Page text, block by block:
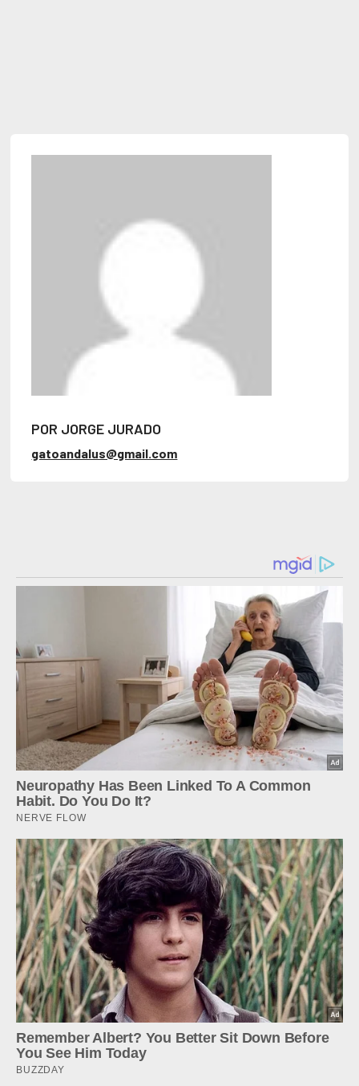
POR JORGE JURADO
gatoandalus@gmail.com